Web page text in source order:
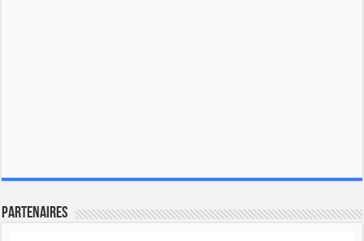
Partenaires